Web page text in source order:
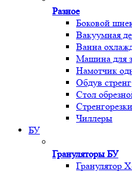
Разное
Боковой
Вакуумная
Ванна
Машина для
Намотчик
Обдув стренг
Стол
Стренгорезки
Чиллеры
БУ
Грануляторы БУ
Гранулятор